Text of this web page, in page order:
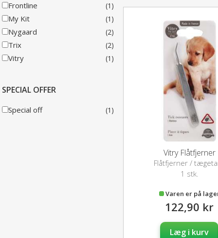
Frontline (1)
My Kit (1)
Nygaard (2)
Trix (2)
Vitry (1)
SPECIAL OFFER
Special off (1)
Vitry Flåtfjerner
Flåtfjerner /
1 stk.
Varen er på
122,90 kr
Læg i kurv